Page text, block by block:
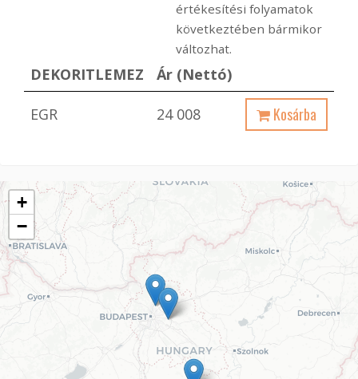
értékesítési folyamatok
következtében bármikor
változhat.
DEKORITLEMEZ Ár (Nettó)
EGR 24 008 Kosárba
+
−